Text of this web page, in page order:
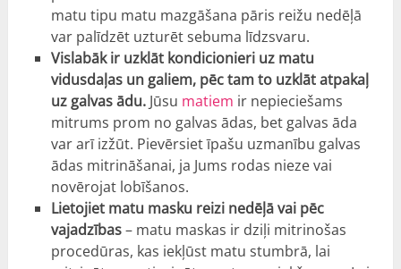
matu tipu matu mazgāšana pāris reižu nedēļā
var palīdzēt uzturēt sebuma līdzsvaru.
Vislabāk ir uzklāt kondicionieri uz matu
vidusdaļas un galiem, pēc tam to uzklāt atpakaļ
uz galvas ādu.Jūsu matiem ir nepieciešams
mitrums prom no galvas ādas, bet galvas āda
var arī izžūt. Pievērsiet īpašu uzmanību galvas
ādas mitrināšanai, ja Jums rodas nieze vai
novērojat lobīšanos.
Lietojiet matu masku reizi nedēļā vai pēc
vajadzības– matu maskas ir dziļi mitrinošas
procedūras, kas iekļūst matu stumbrā, lai